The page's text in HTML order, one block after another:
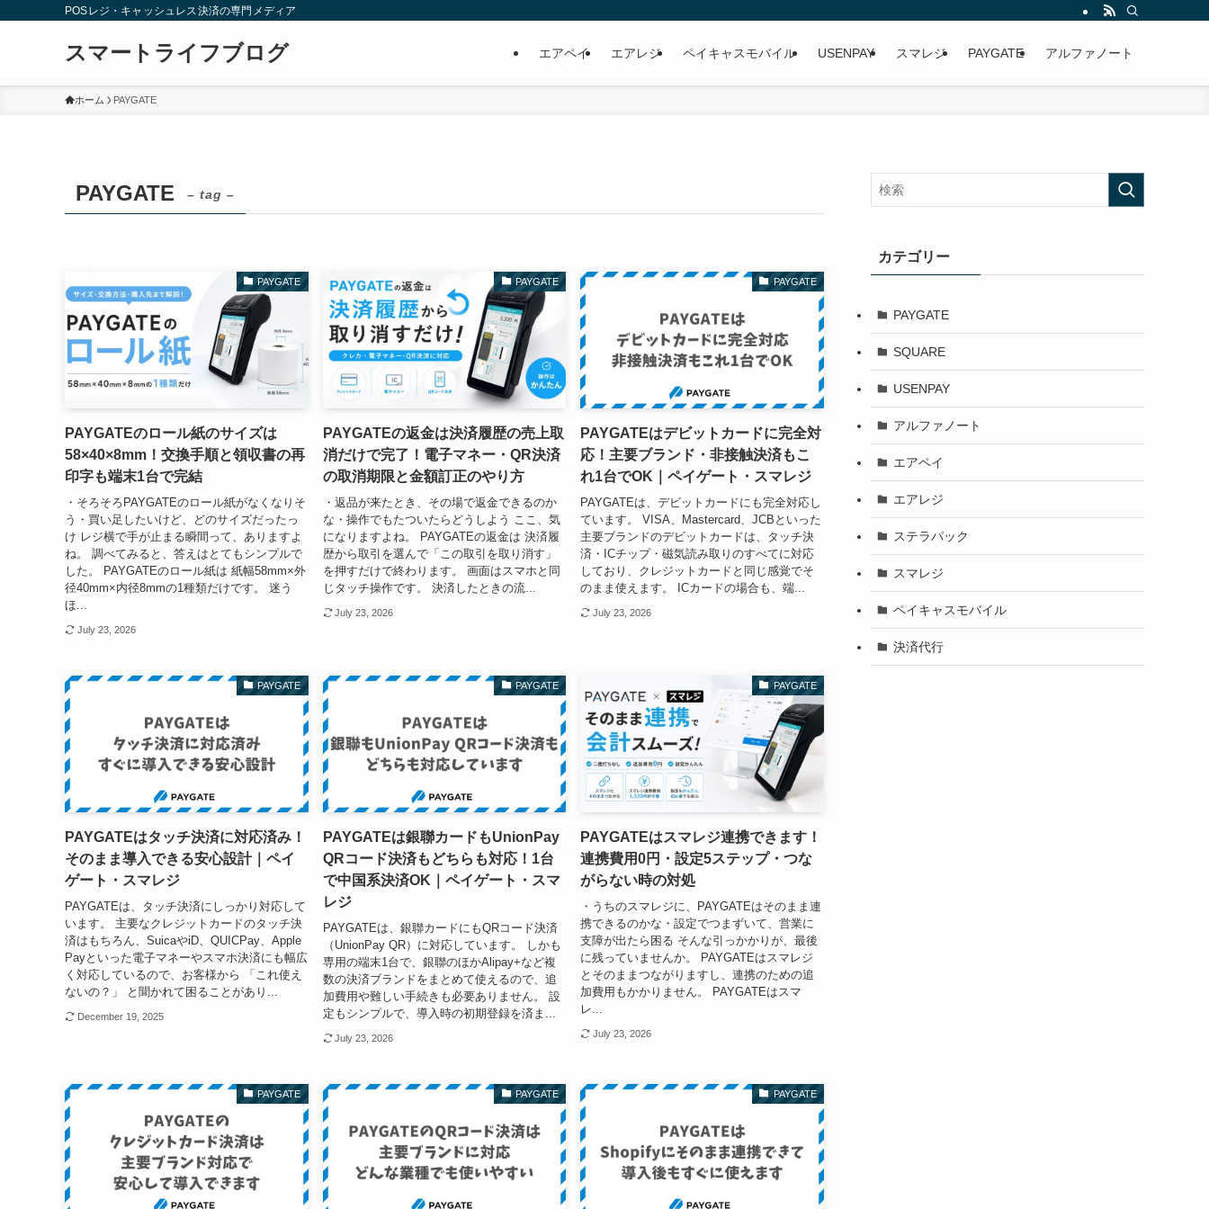
POSレジ・キャッシュレス決済の専門メディア
スマートライフブログ エアペイ エアレジ ペイキャスモバイル USENPAY スマレジ PAYGATE アルファノート
ホーム PAYGATE
PAYGATE – tag –
PAYGATE
PAYGATEのロール紙のサイズは
58×40×8mm！交換手順と領収書の再
印字も端末1台で完結
・そろそろPAYGATEのロール紙がなくなりそ
う・買い足したいけど、どのサイズだったっ
け レジ横で手が止まる瞬間って、ありますよ
ね。 調べてみると、答えはとてもシンプルで
した。 PAYGATEのロール紙は 紙幅58mm×外
径40mm×内径8mmの1種類だけです。 迷う
ほ...
July 23, 2026
PAYGATE
PAYGATEの返金は決済履歴の売上取
消だけで完了！電子マネー・QR決済
の取消期限と金額訂正のやり方
・返品が来たとき、その場で返金できるのか
な・操作でもたついたらどうしよう ここ、気
になりますよね。 PAYGATEの返金は 決済履
歴から取引を選んで「この取引を取り消す」
を押すだけで終わります。 画面はスマホと同
じタッチ操作です。 決済したときの流...
July 23, 2026
PAYGATE
PAYGATEはデビットカードに完全対
応！主要ブランド・非接触決済もこ
れ1台でOK｜ペイゲート・スマレジ
PAYGATEは、デビットカードにも完全対応し
ています。 VISA、Mastercard、JCBといった
主要ブランドのデビットカードは、タッチ決
済・ICチップ・磁気読み取りのすべてに対応
しており、クレジットカードと同じ感覚でそ
のまま使えます。 ICカードの場合も、端...
July 23, 2026
PAYGATE
PAYGATEはタッチ決済に対応済み！
そのまま導入できる安心設計｜ペイ
ゲート・スマレジ
PAYGATEは、タッチ決済にしっかり対応して
います。 主要なクレジットカードのタッチ決
済はもちろん、SuicaやiD、QUICPay、Apple
Payといった電子マネーやスマホ決済にも幅広
く対応しているので、お客様から 「これ使え
ないの？」 と聞かれて困ることがあり...
December 19, 2025
PAYGATE
PAYGATEは銀聯カードもUnionPay
QRコード決済もどちらも対応！1台
で中国系決済OK｜ペイゲート・スマ
レジ
PAYGATEは、銀聯カードにもQRコード決済
（UnionPay QR）に対応しています。 しかも
専用の端末1台で、銀聯のほかAlipay+など複
数の決済ブランドをまとめて使えるので、追
加費用や難しい手続きも必要ありません。 設
定もシンプルで、導入時の初期登録を済ま...
July 23, 2026
PAYGATE
PAYGATEはスマレジ連携できます！
連携費用0円・設定5ステップ・つな
がらない時の対処
・うちのスマレジに、PAYGATEはそのまま連
携できるのかな・設定でつまずいて、営業に
支障が出たら困る そんな引っかかりが、最後
に残っていませんか。 PAYGATEはスマレジ
とそのままつながりますし、連携のための追
加費用もかかりません。 PAYGATEはスマ
レ...
July 23, 2026
PAYGATE PAYGATE PAYGATE
カテゴリー
PAYGATE
SQUARE
USENPAY
アルファノート
エアペイ
エアレジ
ステラパック
スマレジ
ペイキャスモバイル
決済代行